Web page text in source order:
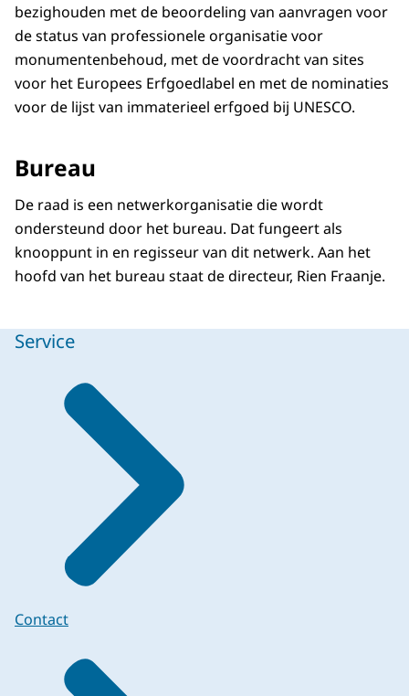
bezighouden met de beoordeling van aanvragen voor
de status van professionele organisatie voor
monumentenbehoud, met de voordracht van sites
voor het Europees Erfgoedlabel en met de nominaties
voor de lijst van immaterieel erfgoed bij UNESCO.
Bureau
De raad is een netwerkorganisatie die wordt
ondersteund door het bureau. Dat fungeert als
knooppunt in en regisseur van dit netwerk. Aan het
hoofd van het bureau staat de directeur, Rien Fraanje.
Service
Contact